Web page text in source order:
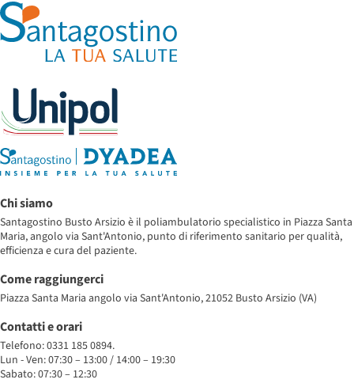
Chi siamo
Santagostino Busto Arsizio è il poliambulatorio specialistico in Piazza Santa
Maria, angolo via Sant'Antonio, punto di riferimento sanitario per qualità,
efficienza e cura del paziente.
Come raggiungerci
Piazza Santa Maria angolo via Sant'Antonio, 21052 Busto Arsizio (VA)
Contatti e orari
Telefono: 0331 185 0894.
Lun - Ven: 07:30 – 13:00 / 14:00 – 19:30
Sabato: 07:30 – 12:30